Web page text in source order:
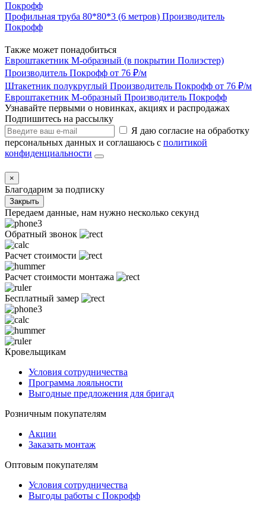
Покрофф
Профильная труба 80*80*3 (6 метров) Производитель
Покрофф
Также может понадобиться
Евроштакетник М-образный (в покрытии Полиэстер)
Производитель Покрофф от 76 ₽/м
Штакетник полукруглый Производитель Покрофф от 76 ₽/м
Евроштакетник М-образный Производитель Покрофф
Узнавайте первыми о новинках, акциях и распродажах
Подпишитесь на рассылку
Я даю согласие на обработку
персональных данных и соглашаюсь с политикой
конфиденциальности
×
Благодарим за подписку
Закрыть
Передаем данные, нам нужно несколько секунд
Обратный звонок
Расчет стоимости
Расчет стоимости монтажа
Бесплатный замер
Кровельщикам
Условия сотрудничества
Программа лояльности
Выгодные предложения для бригад
Розничным покупателям
Акции
Заказать монтаж
Оптовым покупателям
Условия сотрудничества
Выгоды работы с Покрофф